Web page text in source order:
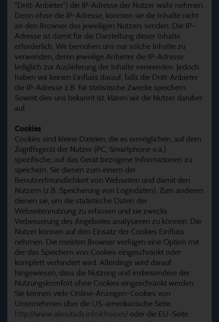
"Dritt-Anbieter") die IP-Adresse der Nutzer wahr nehmen.
Denn ohne die IP-Adresse, könnten sie die Inhalte nicht
an den Browser des jeweiligen Nutzers senden. Die IP-
Adresse ist damit für die Darstellung dieser Inhalte
erforderlich. Wir bemühen uns nur solche Inhalte zu
verwenden, deren jeweilige Anbieter die IP-Adresse
lediglich zur Auslieferung der Inhalte verwenden. Jedoch
haben wir keinen Einfluss darauf, falls die Dritt-Anbieter
die IP-Adresse z.B. für statistische Zwecke speichern.
Soweit dies uns bekannt ist, klären wir die Nutzer darüber
auf.
Cookies
Cookies sind kleine Dateien, die es ermöglichen, auf dem
Zugriffsgerät der Nutzer (PC, Smartphone o.ä.)
spezifische, auf das Gerät bezogene Informationen zu
speichern. Sie dienen zum einem der
Benutzerfreundlichkeit von Webseiten und damit den
Nutzern (z.B. Speicherung von Logindaten). Zum anderen
dienen sie, um die statistische Daten der
Webseitennutzung zu erfassen und sie zwecks
Verbesserung des Angebotes analysieren zu können. Die
Nutzer können auf den Einsatz der Cookies Einfluss
nehmen. Die meisten Browser verfügen eine Option mit
der das Speichern von Cookies eingeschränkt oder
komplett verhindert wird. Allerdings wird darauf
hingewiesen, dass die Nutzung und insbesondere der
Nutzungskomfort ohne Cookies eingeschränkt werden.
Sie können viele Online-Anzeigen-Cookies von
Unternehmen über die US-amerikanische Seite
http://www.aboutads.info/choices/ oder die EU-Seite